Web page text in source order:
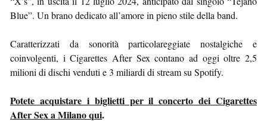
Blue”. Un brano dedicato all’amore in pieno stile della band.
Caratterizzati da sonorità particolareggiate nostalgiche e
coinvolgenti, i Cigarettes After Sex contano ad oggi oltre 2,5
milioni di dischi venduti e 3 miliardi di stream su Spotify.
Potete acquistare i biglietti per il concerto dei Cigarettes
After Sex a Milano qui.